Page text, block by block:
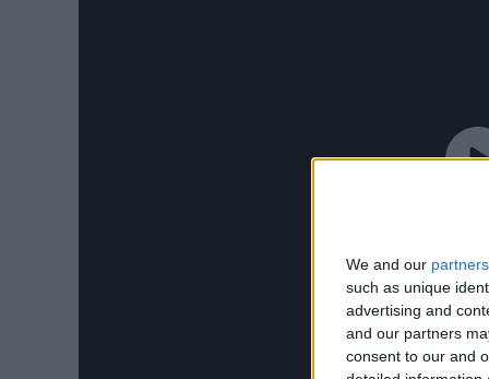
We and our partners
such as unique
advertising and
and our partners
consent to our and